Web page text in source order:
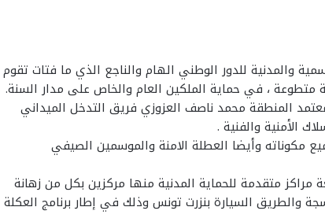
والمدنية للدور الوطني الهام والناجع الذي ما فتات تقوم
متطوعة ، في حماية الملكين العام والخاص على مدار السنة.
المنطقة محمد ناصف العزوزي فريق التدخل الميداني
الأمنية والفنية .
مكوناته وأيضا العطلة الامنة والموسمين الصيفي
مراكز متقدمة للحماية المدنية منها مركزين بكل من زهانة
السيارة بنزرت تونس وذلك في إطار برنامج العكلة